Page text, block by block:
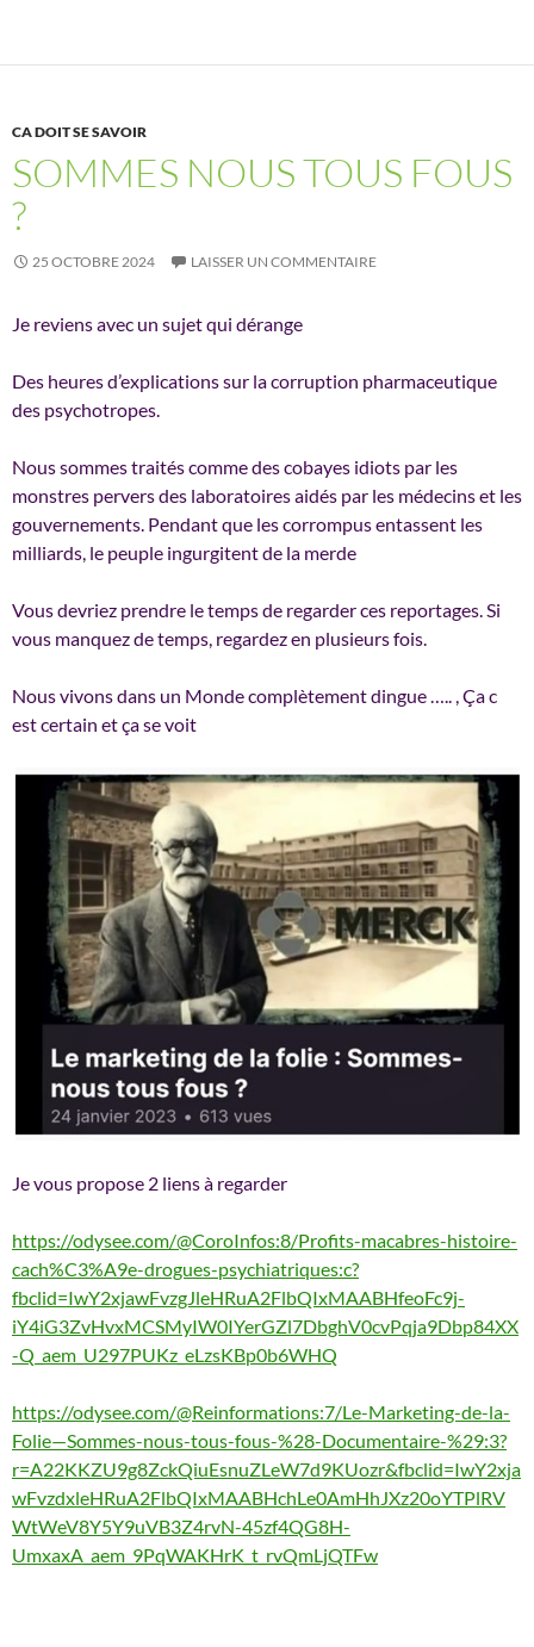
CA DOIT SE SAVOIR
SOMMES NOUS TOUS FOUS
?
25 OCTOBRE 2024 LAISSER UN COMMENTAIRE
Je reviens avec un sujet qui dérange
Des heures d’explications sur la corruption pharmaceutique
des psychotropes.
Nous sommes traités comme des cobayes idiots par les
monstres pervers des laboratoires aidés par les médecins et les
gouvernements. Pendant que les corrompus entassent les
milliards, le peuple ingurgitent de la merde
Vous devriez prendre le temps de regarder ces reportages. Si
vous manquez de temps, regardez en plusieurs fois.
Nous vivons dans un Monde complètement dingue ….. , Ça c
est certain et ça se voit
Je vous propose 2 liens à regarder
https://odysee.com/@CoroInfos:8/Profits-macabres-histoire-
cach%C3%A9e-drogues-psychiatriques:c?
fbclid=IwY2xjawFvzgJleHRuA2FlbQIxMAABHfeoFc9j-
iY4iG3ZvHvxMCSMyIW0IYerGZl7DbghV0cvPqja9Dbp84XX
-Q_aem_U297PUKz_eLzsKBp0b6WHQ
https://odysee.com/@Reinformations:7/Le-Marketing-de-la-
Folie—Sommes-nous-tous-fous-%28-Documentaire-%29:3?
r=A22KKZU9g8ZckQiuEsnuZLeW7d9KUozr&fbclid=IwY2xja
wFvzdxleHRuA2FlbQIxMAABHchLe0AmHhJXz20oYTPlRV
WtWeV8Y5Y9uVB3Z4rvN-45zf4QG8H-
UmxaxA_aem_9PqWAKHrK_t_rvQmLjQTFw